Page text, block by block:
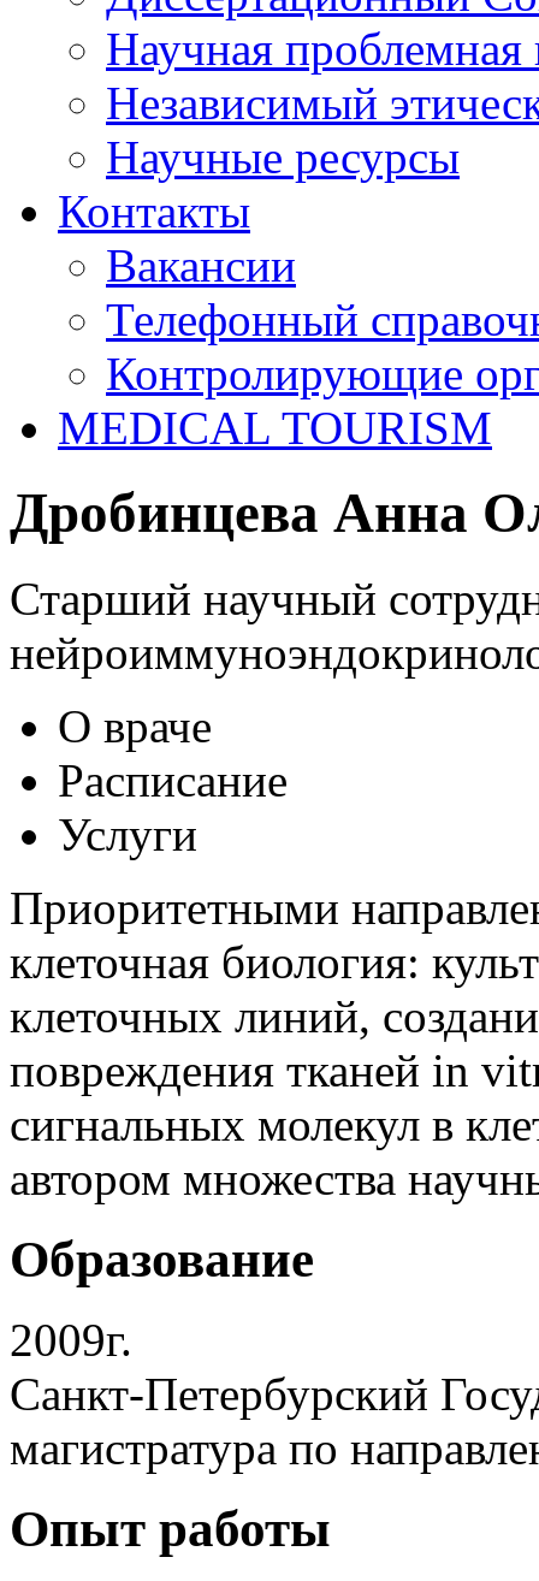
Научная проблемная
Независимый
Научные ресурсы
Контакты
Вакансии
Телефонный
Контролирующие
MEDICAL TOURISM
Дробинцева Анна
Старший научный
О враче
Расписание
Услуги
Приоритетными
клеточная биология:
клеточных линий,
повреждения тканей in
сигнальных молекул в
автором множества
Образование
2009г.
Санкт-Петербурский
магистратура по
Опыт работы